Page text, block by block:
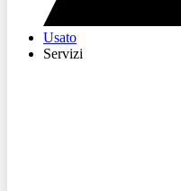
Usato
Servizi